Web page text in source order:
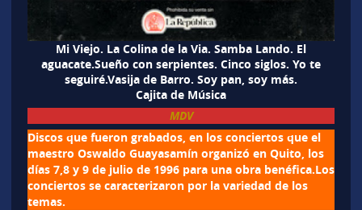
Mi Viejo. La Colina de la Via. Samba Lando. El
aguacate.Sueño con serpientes. Cinco siglos. Yo te
seguiré.Vasija de Barro. Soy pan, soy más.
Cajita de Música
MDV
Discos que fueron grabados, en los conciertos que el
maestro Oswaldo Guayasamín organizó en Quito, los
días 7,8 y 9 de julio de 1996 para una obra benéfica.Los
conciertos se caracterizaron por la variedad de los
temas.